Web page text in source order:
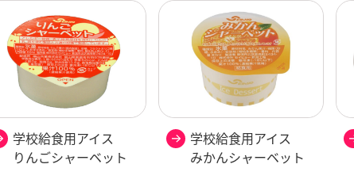
学校給食用アイス
りんごシャーベット
学校給食用アイス
みかんシャーベット